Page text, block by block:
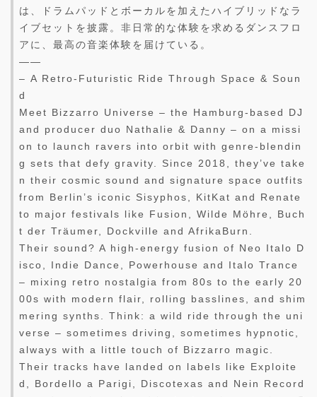
は、ドラムパッドとボーカルを加えたハイブリッドなラ
イブセットを披露。非日常的な体験を求めるダンスフロ
アに、最高の音楽体験を届けている。
——
– A Retro-Futuristic Ride Through Space & Soun
d
Meet Bizzarro Universe – the Hamburg-based DJ
and producer duo Nathalie & Danny – on a missi
on to launch ravers into orbit with genre-blendin
g sets that defy gravity. Since 2018, they’ve take
n their cosmic sound and signature space outfits
from Berlin’s iconic Sisyphos, KitKat and Renate
to major festivals like Fusion, Wilde Möhre, Buch
t der Träumer, Dockville and AfrikaBurn.
Their sound? A high-energy fusion of Neo Italo D
isco, Indie Dance, Powerhouse and Italo Trance
– mixing retro nostalgia from 80s to the early 20
00s with modern flair, rolling basslines, and shim
mering synths. Think: a wild ride through the uni
verse – sometimes driving, sometimes hypnotic,
always with a little touch of Bizzarro magic.
Their tracks have landed on labels like Exploite
d, Bordello a Parigi, Discotexas and Nein Record